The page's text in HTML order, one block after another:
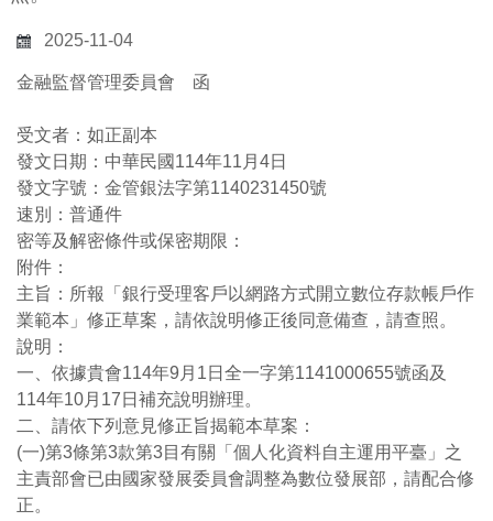
2025-11-04
金融監督管理委員會 函
受文者：如正副本
發文日期：中華民國114年11月4日
發文字號：金管銀法字第1140231450號
速別：普通件
密等及解密條件或保密期限：
附件：
主旨：所報「銀行受理客戶以網路方式開立數位存款帳戶作
業範本」修正草案，請依說明修正後同意備查，請查照。
說明：
一、依據貴會114年9月1日全一字第1141000655號函及
114年10月17日補充說明辦理。
二、請依下列意見修正旨揭範本草案：
(一)第3條第3款第3目有關「個人化資料自主運用平臺」之
主責部會已由國家發展委員會調整為數位發展部，請配合修
正。